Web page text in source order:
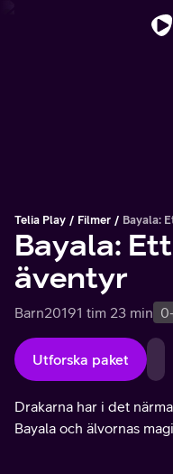
Telia Play Filmer Bayala:
Bayala:
äventyr
Barn20191 tim 23 min
Utforska paket
Drakarna har i det
Bayala och älvornas